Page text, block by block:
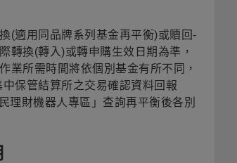
(適用同品牌系列基金再平衡)或贖回-
轉換(轉入)或轉申購生效日期為準，
業所需時間將依個別基金有所不同，
保管結算所之交易確認資料回報
理財機器人專區」查詢再平衡後各別